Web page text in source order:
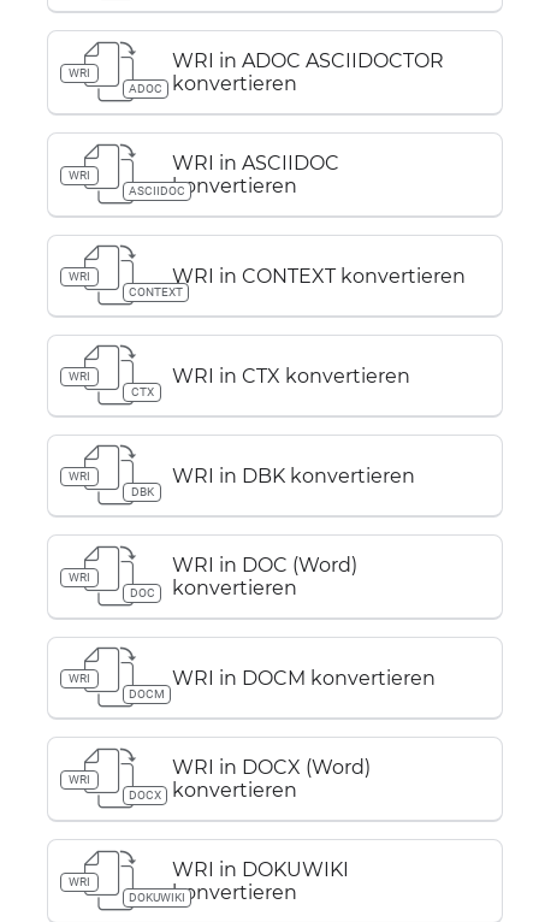
WRI
ADOC
WRI in ADOC ASCIIDOCTOR
konvertieren
WRI
ASCIIDOC
WRI in ASCIIDOC
konvertieren
WRI
CONTEXT
WRI in CONTEXT konvertieren
WRI
CTX
WRI in CTX konvertieren
WRI
DBK
WRI in DBK konvertieren
WRI
DOC
WRI in DOC (Word)
konvertieren
WRI
DOCM
WRI in DOCM konvertieren
WRI
DOCX
WRI in DOCX (Word)
konvertieren
WRI
DOKUWIKI
WRI in DOKUWIKI
konvertieren